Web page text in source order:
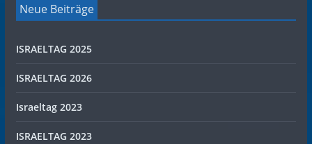
Neue Beiträge
ISRAELTAG 2025
ISRAELTAG 2026
Israeltag 2023
ISRAELTAG 2023